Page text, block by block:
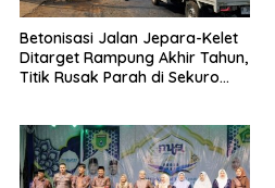
Betonisasi Jalan Jepara-Kelet
Ditarget Rampung Akhir Tahun,
Titik Rusak Parah di Sekuro